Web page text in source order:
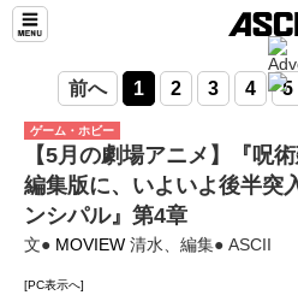
前へ 1 2 3 4 5
ゲーム・ホビー
【5月の劇場アニメ】『呪
編集版に、いよいよ後半突
ンシパル』第4章
文● MOVIEW 清水、編集● ASCII
[PC表示へ]